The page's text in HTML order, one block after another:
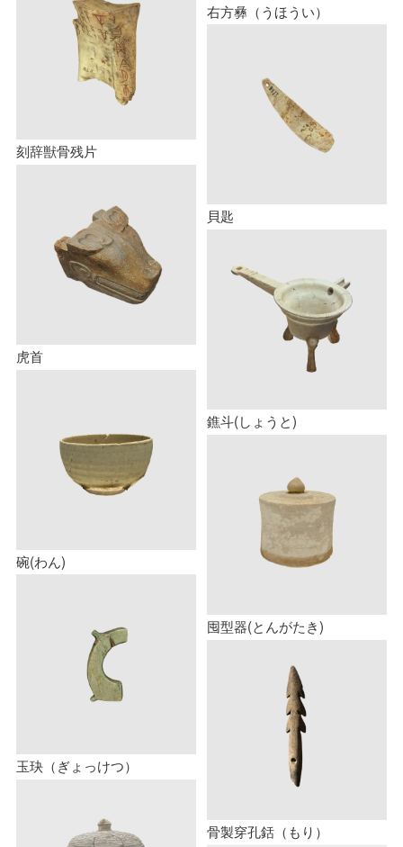
右方彝（うほうい）
刻辞獣骨残片
貝匙
虎首
鐎斗(しょうと)
碗(わん)
囤型器(とんがたき)
玉玦（ぎょっけつ）
骨製穿孔銛（もり）